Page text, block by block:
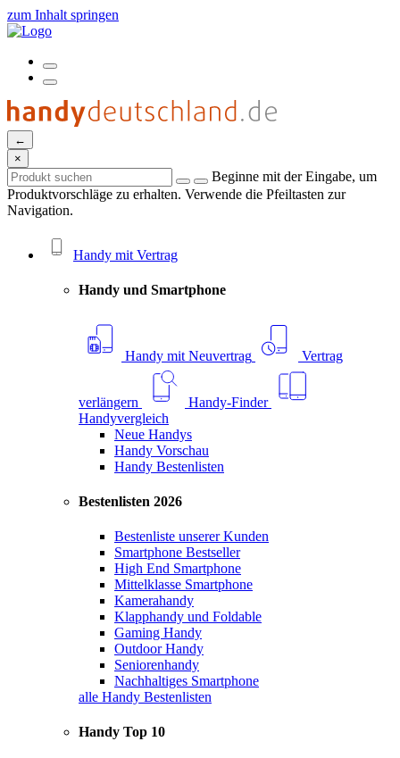
zum Inhalt springen
←
×
Beginne mit der Eingabe, um
Produktvorschläge zu erhalten. Verwende die Pfeiltasten zur
Navigation.
Handy mit Vertrag
Handy und Smartphone
Handy mit Neuvertrag Vertrag
verlängern
Handy-Finder
Handyvergleich
Neue Handys
Handy Vorschau
Handy Bestenlisten
Bestenlisten 2026
Bestenliste unserer Kunden
Smartphone Bestseller
High End Smartphone
Mittelklasse Smartphone
Kamerahandy
Klapphandy und Foldable
Gaming Handy
Outdoor Handy
Seniorenhandy
Nachhaltiges Smartphone
alle Handy Bestenlisten
Handy Top 10